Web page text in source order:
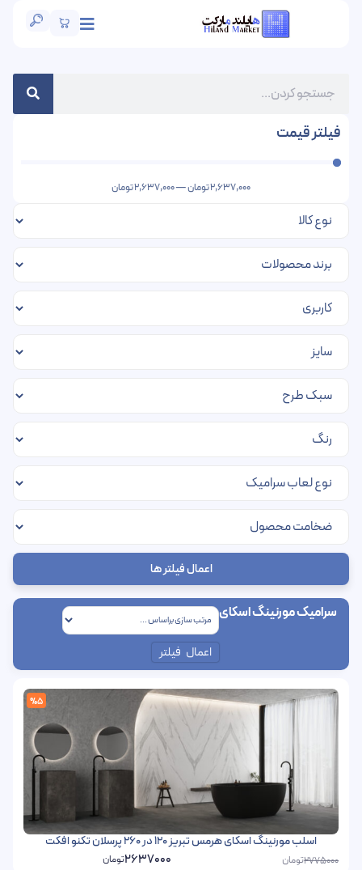
فیلتر قیمت
2,637,000تومان—
2,637,000تومان
اعمال فیلتر ها
سرامیک مورنینگ اسکای
اعمال فیلتر
%5
اسلب مورنینگ اسکای هرمس تبریز 120 در 260 پرسلان تکنو افکت
2775000تومان 2637000تومان